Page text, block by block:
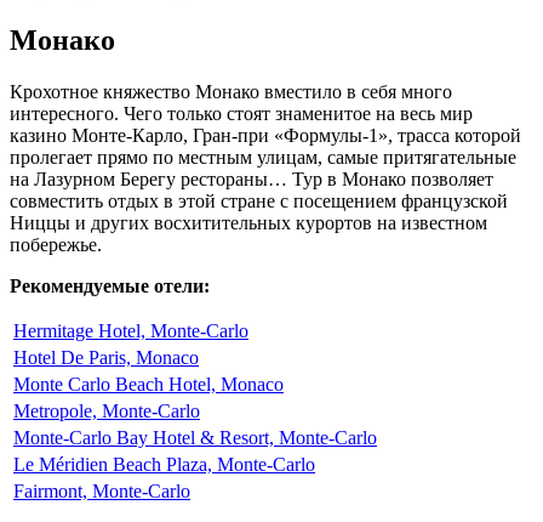
Монако
Крохотное княжество Монако вместило в себя много
интересного. Чего только стоят знаменитое на весь мир
казино Монте-Карло, Гран-при «Формулы-1», трасса которой
пролегает прямо по местным улицам, самые притягательные
на Лазурном Берегу рестораны… Тур в Монако позволяет
совместить отдых в этой стране с посещением французской
Ниццы и других восхитительных курортов на известном
побережье.
Рекомендуемые отели:
Hermitage Hotel, Monte-Carlo
Hotel De Paris, Monaco
Monte Carlo Beach Hotel, Monaco
Metropole, Monte-Carlo
Monte-Carlo Bay Hotel & Resort, Monte-Carlo
Le Méridien Beach Plaza, Monte-Carlo
Fairmont, Monte-Carlo